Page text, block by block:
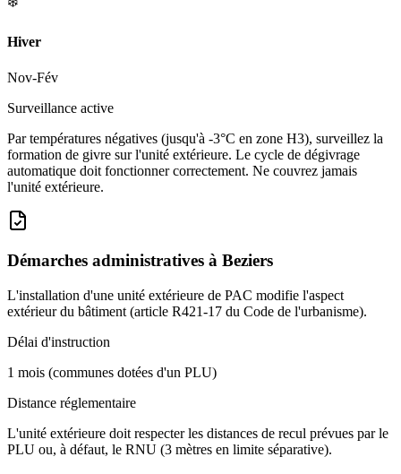
Hiver
Nov-Fév
Surveillance active
Par températures négatives (jusqu'à -3°C en zone H3), surveillez la
formation de givre sur l'unité extérieure. Le cycle de dégivrage
automatique doit fonctionner correctement. Ne couvrez jamais
l'unité extérieure.
Démarches administratives à Beziers
L'installation d'une unité extérieure de PAC modifie l'aspect
extérieur du bâtiment (article R421-17 du Code de l'urbanisme).
Délai d'instruction
1 mois (communes dotées d'un PLU)
Distance réglementaire
L'unité extérieure doit respecter les distances de recul prévues par le
PLU ou, à défaut, le RNU (3 mètres en limite séparative).